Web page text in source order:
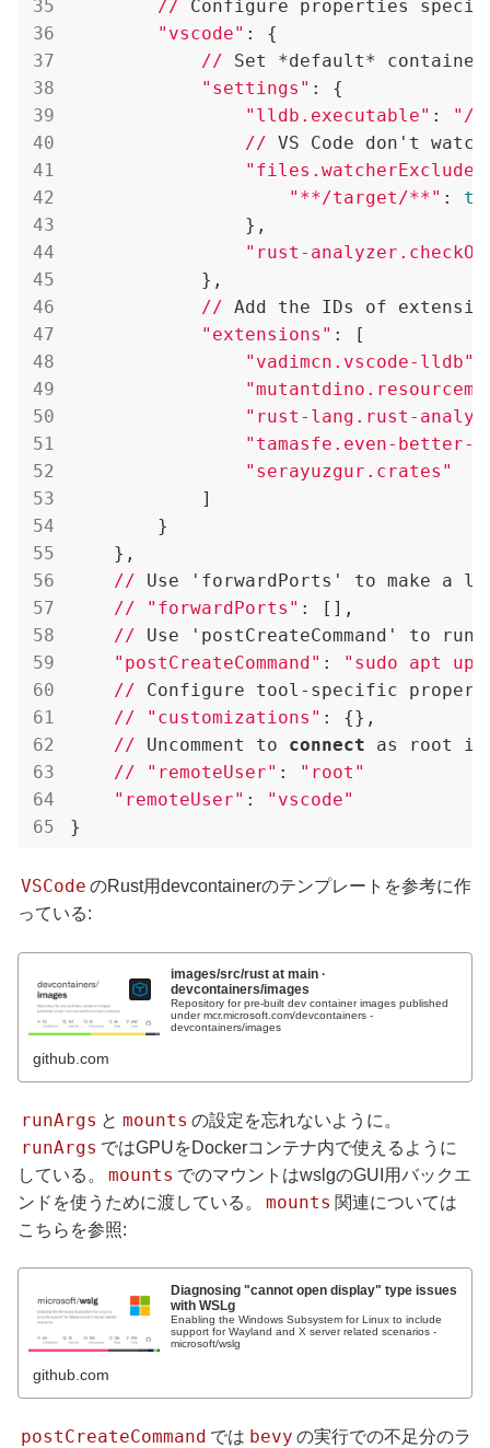
//
Configure properties
"vscode" : {
// Set *default*
"settings" : {
"lldb.executable" :
"/
// VS Code don't
"files.watcherExclude"
"**/target/**" :
                },
"rust-
            },
// Add the IDs of
"extensions" : [
"vadimcn.vscode-lldb"
"rust-lang.rust-
"tamasfe.even-better-
"serayuzgur.crates"
            ]
        }
    },
// Use 'forwardPorts' to make
//
"forwardPorts" : [],
// Use 'postCreateCommand' to
"postCreateCommand" :
"sudo apt
// Configure tool-specific
//
"customizations" : {},
// Uncomment to connect as root
//
"remoteUser" :
"root"
"remoteUser" :
"vscode"
}
VSCode のRust用devcontainerのテンプレートを参考に作
っている:
images/src/rust at main ·
devcontainers/images
Repository for pre-built dev container images published
under mcr.microsoft.com/devcontainers -
devcontainers/images
github.com
runArgs と mounts の設定を忘れないように。
runArgs ではGPUをDockerコンテナ内で使えるように
している。
mounts でのマウントはwslgのGUI用バックエ
ンドを使うために渡している。
mounts 関連については
こちらを参照:
Diagnosing "cannot open display" type issues
with WSLg
Enabling the Windows Subsystem for Linux to include
support for Wayland and X server related scenarios -
microsoft/wslg
github.com
postCreateCommand では bevy の実行での不足分のラ